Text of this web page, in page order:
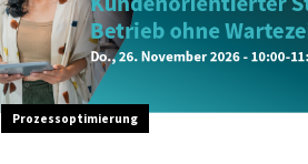
Prozessoptimierung